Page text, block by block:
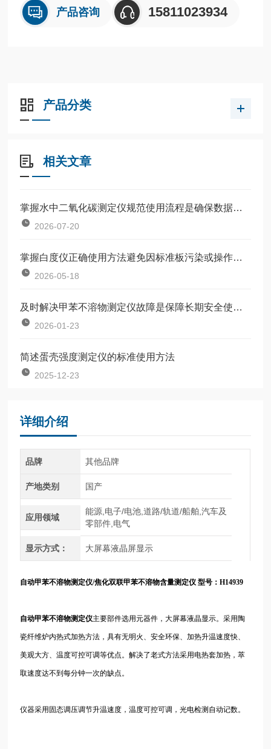
产品咨询 15811023934
产品分类
相关文章
掌握水中二氧化碳测定仪规范使用流程是确保数据准确可靠的前提
2026-07-20
掌握白度仪正确使用方法避免因标准板污染或操作不规范引入误差
2026-05-18
及时解决甲苯不溶物测定仪故障是保障长期安全使用的关键
2026-01-23
简述蛋壳强度测定仪的标准使用方法
2025-12-23
详细介绍
品牌 其他品牌
产地类别 国产
应用领域
能源,电子/电池,道路/轨道/船舶,汽车及
零部件,电气
显示方式： 大屏幕液晶屏显示
自动甲苯不溶物测定仪/焦化双联甲苯不溶物含量测定仪 型号：H14939
自动甲苯不溶物测定仪主要部件选用元器件，大屏幕液晶显示。采用陶
瓷纤维炉内热式加热方法，具有无明火、安全环保、加热升温速度快、
美观大方、温度可控可调等优点。解决了老式方法采用电热套加热，萃
取速度达不到每分钟一次的缺点。
仪器采用固态调压调节升温速度，温度可控可调，光电检测自动记数。